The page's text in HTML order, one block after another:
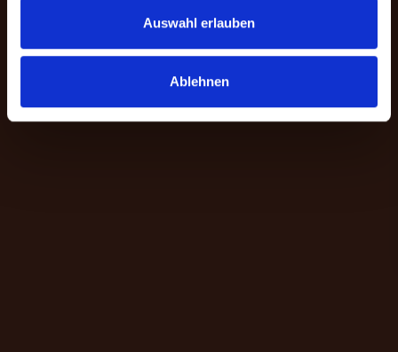
Auswahl erlauben
Ablehnen